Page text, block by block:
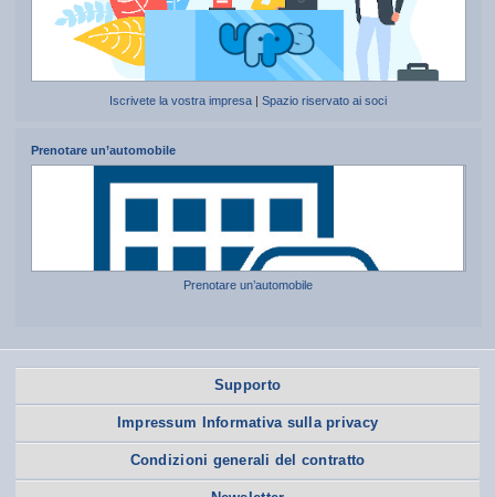
Iscrivete la vostra impresa |Spazio riservato ai soci
Prenotare un’automobile
Prenotare un’automobile
Supporto
Impressum Informativa sulla privacy
Condizioni generali del contratto